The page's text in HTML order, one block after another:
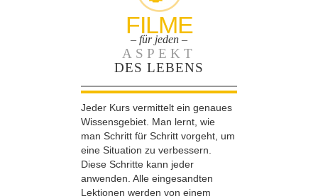
FILME
– für jeden –
ASPEKT
DES LEBENS
Jeder Kurs vermittelt ein genaues
Wissensgebiet. Man lernt, wie
man Schritt für Schritt vorgeht, um
eine Situation zu verbessern.
Diese Schritte kann jeder
anwenden. Alle eingesandten
Lektionen werden von einem